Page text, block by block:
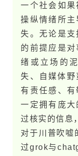
一个社会如
操纵情绪所
失。无论是
的前提应是
绪或立场的
失、自媒体
有责任感、
一定拥有庞
过核实的信息
对于川普吹嘘
过grok与